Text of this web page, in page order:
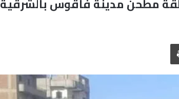
طباعة